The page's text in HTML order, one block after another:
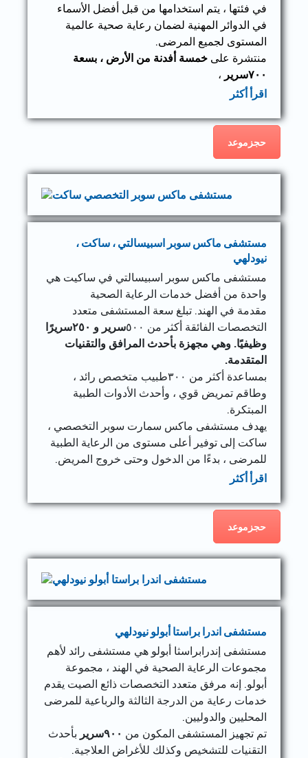
في فئتها ، يتم استخدامها من قبل أفضل الأسماء
في الدوائر المهنية لضمان رعاية صحية عالمية
المستوى لجميع المرضى.
منتشرة على خمسة أفدنة من الأرض ، بسعة
٧٠٠سرير
،
اقرأ أكثر
حجزموعد
مستشفى ماكس سوبر اسبيسالتي ، ساكت ،
نيودلهي
مستشفى ماكس سوبر اسبيسالتي في ساكيت هي
واحدة من أفضل خدمات الرعاية الصحية
مقدمة في الهند. تبلغ سعة المستشفى متعدد
التخصصات الفائقة أكثر من ٥٠٠
سرير و ٢٥٠سريرًا
وظيفيًا. وهي مجهزة بأحدث المرافق والتقنيات
المتقدمة.
بمساعدة أكثر من ٣٠٠طبيب متخصص رائد ،
وطاقم تمريض قوي ، وأحدث الأدوات الطبية
المبتكرة.
يهدف مستشفى ماكس سمارت سوبر التخصصي ،
ساكت إلى توفير أعلى مستوى من الرعاية الطبية
للمرضى ، بدءًا من الدخول وحتى خروج المريض.
اقرأ أكثر
حجزموعد
مستشفى اندرا براستا أبولو نيودلهي
مستشفى إندرابراسثا أبولو هي مستشفى رائد لأهم
مجموعات الرعاية الصحية في الهند ، مجموعة
أبولو. إنه مرفق متعدد التخصصات ذائع الصيت يقدم
خدمات رعاية من الدرجة الثالثة والرباعية للمرضى
المحليين والدوليين.
تم تجهيز المستشفى المكون من ٩٠٠سرير بأحدث
التقنيات للتشخيص وكذلك للأغراض العلاجية.